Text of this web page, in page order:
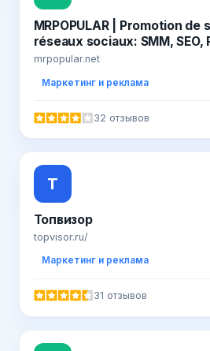
MRPOPULAR | Promotion de
réseaux sociaux: SMM, SEO,
mrpopular.net
Маркетинг и реклама
32 отзывов
Т
Топвизор
topvisor.ru/
Маркетинг и реклама
31 отзывов